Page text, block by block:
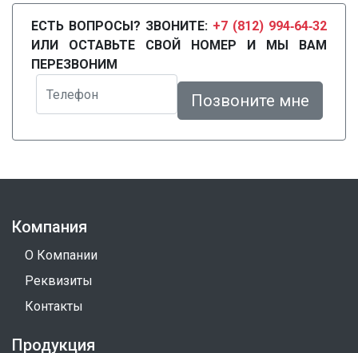
ЕСТЬ ВОПРОСЫ? ЗВОНИТЕ: +7 (812) 994‑64‑32
ИЛИ ОСТАВЬТЕ СВОЙ НОМЕР И МЫ ВАМ
ПЕРЕЗВОНИМ
Позвоните мне
Компания
О Компании
Реквизиты
Контакты
Продукция